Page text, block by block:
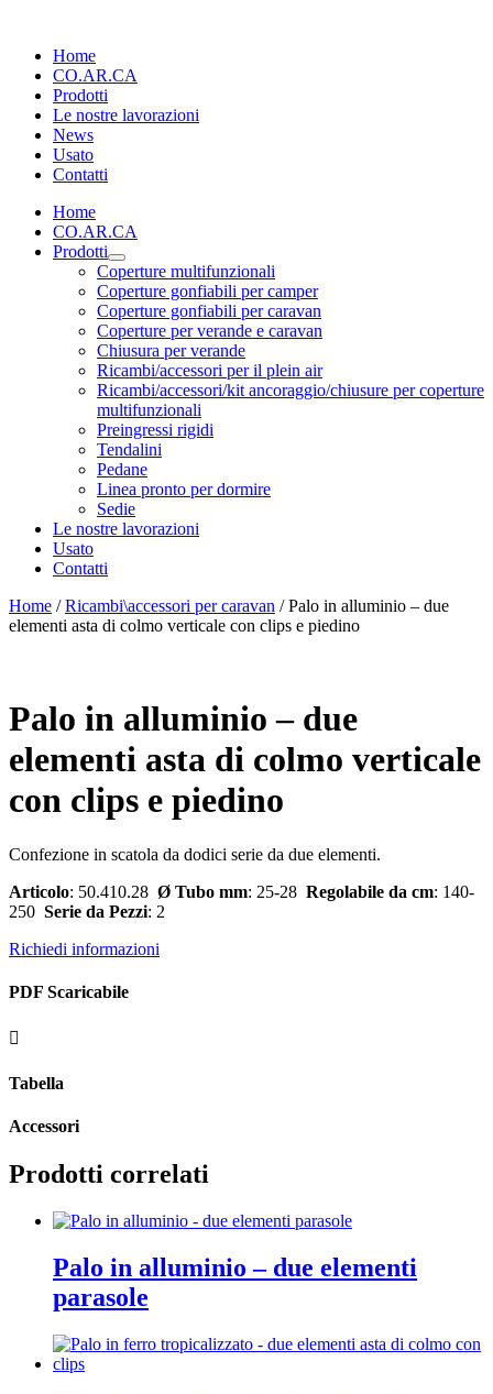
Home
CO.AR.CA
Prodotti
Le nostre lavorazioni
News
Usato
Contatti
Home
CO.AR.CA
Prodotti
Coperture multifunzionali
Coperture gonfiabili per camper
Coperture gonfiabili per caravan
Coperture per verande e caravan
Chiusura per verande
Ricambi/accessori per il plein air
Ricambi/accessori/kit ancoraggio/chiusure per coperture
multifunzionali
Preingressi rigidi
Tendalini
Pedane
Linea pronto per dormire
Sedie
Le nostre lavorazioni
Usato
Contatti
Home /Ricambi\accessori per caravan / Palo in alluminio – due
elementi asta di colmo verticale con clips e piedino
Palo in alluminio – due
elementi asta di colmo verticale
con clips e piedino
Confezione in scatola da dodici serie da due elementi.
Articolo: 50.410.28 Ø Tubo mm: 25-28 Regolabile da cm: 140-
250 Serie da Pezzi: 2
Richiedi informazioni
PDF Scaricabile

Tabella
Accessori
Prodotti correlati
Palo in alluminio – due elementi
parasole